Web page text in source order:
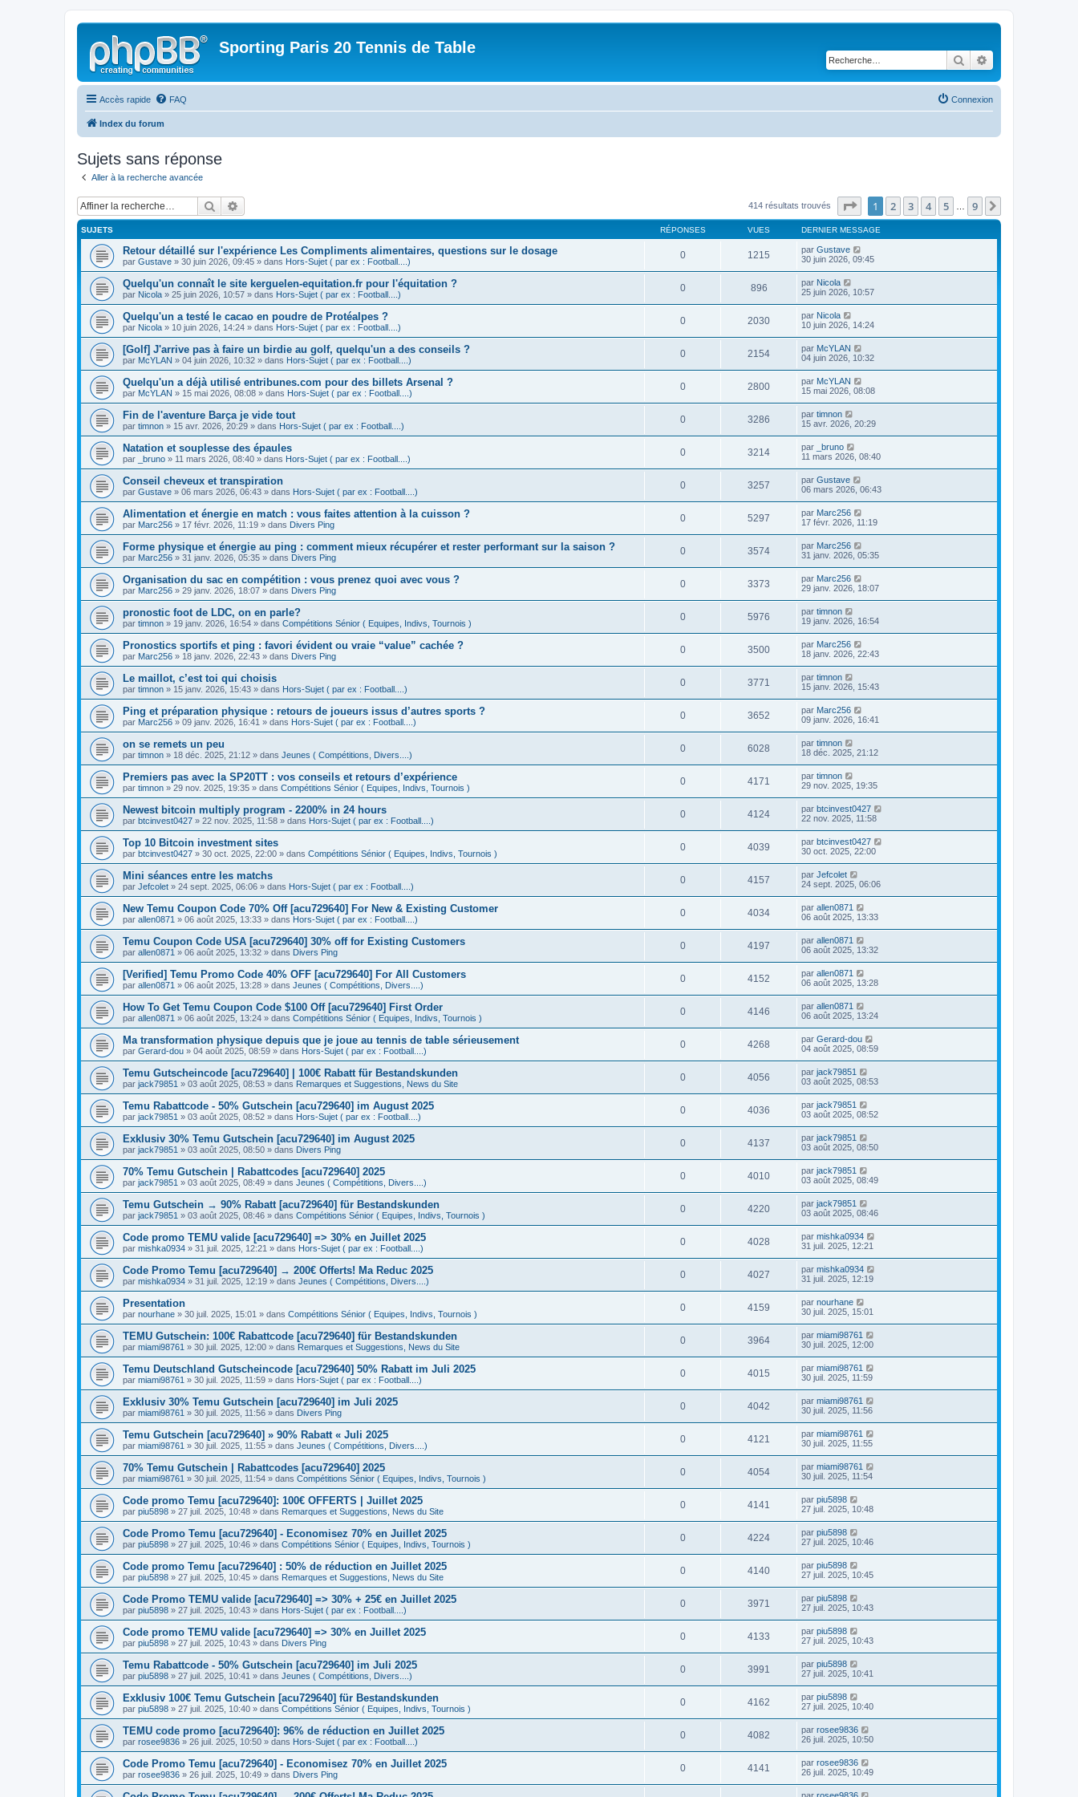
Sporting Paris 20 Tennis de Table
Rechercher
Accès rapide FAQ Connexion
Index du forum
Sujets sans réponse
Aller à la recherche avancée
Rechercher 414 résultats trouvés Page sur9
1 2 3 4 5 9
SUJETS RÉPONSES VUES DERNIER MESSAGE
Retour détaillé sur l'expérience Les Compliments alimentaires, questions sur le dosage
par Gustave » 30 juin 2026, 09:45 » dans Hors-Sujet ( par ex : Football....)
0 1215 par Gustave
30 juin 2026, 09:45
Quelqu'un connaît le site kerguelen-equitation.fr pour l'équitation ?
par Nicola » 25 juin 2026, 10:57 » dans Hors-Sujet ( par ex : Football....)
0 896 par Nicola
25 juin 2026, 10:57
Quelqu'un a testé le cacao en poudre de Protéalpes ?
par Nicola » 10 juin 2026, 14:24 » dans Hors-Sujet ( par ex : Football....)
0 2030 par Nicola
10 juin 2026, 14:24
[Golf] J'arrive pas à faire un birdie au golf, quelqu'un a des conseils ?
par McYLAN » 04 juin 2026, 10:32 » dans Hors-Sujet ( par ex : Football....)
0 2154 par McYLAN
04 juin 2026, 10:32
Quelqu'un a déjà utilisé entribunes.com pour des billets Arsenal ?
par McYLAN » 15 mai 2026, 08:08 » dans Hors-Sujet ( par ex : Football....)
0 2800 par McYLAN
15 mai 2026, 08:08
Fin de l'aventure Barça je vide tout
par timnon » 15 avr. 2026, 20:29 » dans Hors-Sujet ( par ex : Football....)
0 3286 par timnon
15 avr. 2026, 20:29
Natation et souplesse des épaules
par _bruno » 11 mars 2026, 08:40 » dans Hors-Sujet ( par ex : Football....)
0 3214 par
_bruno
11 mars 2026, 08:40
Conseil cheveux et transpiration
par Gustave » 06 mars 2026, 06:43 » dans Hors-Sujet ( par ex : Football....)
0 3257 par Gustave
06 mars 2026, 06:43
Alimentation et énergie en match : vous faites attention à la cuisson ?
par Marc256 » 17 févr. 2026, 11:19 » dans Divers Ping
0 5297 par Marc256
17 févr. 2026, 11:19
Forme physique et énergie au ping : comment mieux récupérer et rester performant sur la saison ?
par Marc256 » 31 janv. 2026, 05:35 » dans Divers Ping
0 3574 par Marc256
31 janv. 2026, 05:35
Organisation du sac en compétition : vous prenez quoi avec vous ?
par Marc256 » 29 janv. 2026, 18:07 » dans Divers Ping
0 3373 par Marc256
29 janv. 2026, 18:07
pronostic foot de LDC, on en parle?
par timnon » 19 janv. 2026, 16:54 » dans Compétitions Sénior ( Equipes, Indivs, Tournois )
0 5976 par timnon
19 janv. 2026, 16:54
Pronostics sportifs et ping : favori évident ou vraie “value” cachée ?
par Marc256 » 18 janv. 2026, 22:43 » dans Divers Ping
0 3500 par Marc256
18 janv. 2026, 22:43
Le maillot, c’est toi qui choisis
par timnon » 15 janv. 2026, 15:43 » dans Hors-Sujet ( par ex : Football....)
0 3771 par timnon
15 janv. 2026, 15:43
Ping et préparation physique : retours de joueurs issus d’autres sports ?
par Marc256 » 09 janv. 2026, 16:41 » dans Hors-Sujet ( par ex : Football....)
0 3652 par Marc256
09 janv. 2026, 16:41
on se remets un peu
par timnon » 18 déc. 2025, 21:12 » dans Jeunes ( Compétitions, Divers....)
0 6028 par timnon
18 déc. 2025, 21:12
Premiers pas avec la SP20TT : vos conseils et retours d’expérience
par timnon » 29 nov. 2025, 19:35 » dans Compétitions Sénior ( Equipes, Indivs, Tournois )
0 4171 par timnon
29 nov. 2025, 19:35
Newest bitcoin multiply program - 2200% in 24 hours
par btcinvest0427 » 22 nov. 2025, 11:58 » dans Hors-Sujet ( par ex : Football....)
0 4124 par btcinvest0427
22 nov. 2025, 11:58
Top 10 Bitcoin investment sites
par btcinvest0427 » 30 oct. 2025, 22:00 » dans Compétitions Sénior ( Equipes, Indivs, Tournois )
0 4039 par btcinvest0427
30 oct. 2025, 22:00
Mini séances entre les matchs
par Jefcolet » 24 sept. 2025, 06:06 » dans Hors-Sujet ( par ex : Football....)
0 4157 par Jefcolet
24 sept. 2025, 06:06
New Temu Coupon Code 70% Off [acu729640] For New & Existing Customer
par allen0871 » 06 août 2025, 13:33 » dans Hors-Sujet ( par ex : Football....)
0 4034 par allen0871
06 août 2025, 13:33
Temu Coupon Code USA [acu729640] 30% off for Existing Customers
par allen0871 » 06 août 2025, 13:32 » dans Divers Ping
0 4197 par allen0871
06 août 2025, 13:32
[Verified] Temu Promo Code 40% OFF [acu729640] For All Customers
par allen0871 » 06 août 2025, 13:28 » dans Jeunes ( Compétitions, Divers....)
0 4152 par allen0871
06 août 2025, 13:28
How To Get Temu Coupon Code $100 Off [acu729640] First Order
par allen0871 » 06 août 2025, 13:24 » dans Compétitions Sénior ( Equipes, Indivs, Tournois )
0 4146 par allen0871
06 août 2025, 13:24
Ma transformation physique depuis que je joue au tennis de table sérieusement
par Gerard-dou » 04 août 2025, 08:59 » dans Hors-Sujet ( par ex : Football....)
0 4268 par Gerard-dou
04 août 2025, 08:59
Temu Gutscheincode [acu729640] | 100€ Rabatt für Bestandskunden
par jack79851 » 03 août 2025, 08:53 » dans Remarques et Suggestions, News du Site
0 4056 par jack79851
03 août 2025, 08:53
Temu Rabattcode - 50% Gutschein [acu729640] im August 2025
par jack79851 » 03 août 2025, 08:52 » dans Hors-Sujet ( par ex : Football....)
0 4036 par jack79851
03 août 2025, 08:52
Exklusiv 30% Temu Gutschein [acu729640] im August 2025
par jack79851 » 03 août 2025, 08:50 » dans Divers Ping
0 4137 par jack79851
03 août 2025, 08:50
70% Temu Gutschein | Rabattcodes [acu729640] 2025
par jack79851 » 03 août 2025, 08:49 » dans Jeunes ( Compétitions, Divers....)
0 4010 par jack79851
03 août 2025, 08:49
Temu Gutschein → 90% Rabatt [acu729640] für Bestandskunden
par jack79851 » 03 août 2025, 08:46 » dans Compétitions Sénior ( Equipes, Indivs, Tournois )
0 4220 par jack79851
03 août 2025, 08:46
Code promo TEMU valide [acu729640] => 30% en Juillet 2025
par mishka0934 » 31 juil. 2025, 12:21 » dans Hors-Sujet ( par ex : Football....)
0 4028 par mishka0934
31 juil. 2025, 12:21
Code Promo Temu [acu729640] → 200€ Offerts! Ma Reduc 2025
par mishka0934 » 31 juil. 2025, 12:19 » dans Jeunes ( Compétitions, Divers....)
0 4027 par mishka0934
31 juil. 2025, 12:19
Presentation
par nourhane » 30 juil. 2025, 15:01 » dans Compétitions Sénior ( Equipes, Indivs, Tournois )
0 4159 par nourhane
30 juil. 2025, 15:01
TEMU Gutschein: 100€ Rabattcode [acu729640] für Bestandskunden
par miami98761 » 30 juil. 2025, 12:00 » dans Remarques et Suggestions, News du Site
0 3964 par miami98761
30 juil. 2025, 12:00
Temu Deutschland Gutscheincode [acu729640] 50% Rabatt im Juli 2025
par miami98761 » 30 juil. 2025, 11:59 » dans Hors-Sujet ( par ex : Football....)
0 4015 par miami98761
30 juil. 2025, 11:59
Exklusiv 30% Temu Gutschein [acu729640] im Juli 2025
par miami98761 » 30 juil. 2025, 11:56 » dans Divers Ping
0 4042 par miami98761
30 juil. 2025, 11:56
Temu Gutschein [acu729640] » 90% Rabatt « Juli 2025
par miami98761 » 30 juil. 2025, 11:55 » dans Jeunes ( Compétitions, Divers....)
0 4121 par miami98761
30 juil. 2025, 11:55
70% Temu Gutschein | Rabattcodes [acu729640] 2025
par miami98761 » 30 juil. 2025, 11:54 » dans Compétitions Sénior ( Equipes, Indivs, Tournois )
0 4054 par miami98761
30 juil. 2025, 11:54
Code promo Temu [acu729640]: 100€ OFFERTS | Juillet 2025
par piu5898 » 27 juil. 2025, 10:48 » dans Remarques et Suggestions, News du Site
0 4141 par piu5898
27 juil. 2025, 10:48
Code Promo Temu [acu729640] - Economisez 70% en Juillet 2025
par piu5898 » 27 juil. 2025, 10:46 » dans Compétitions Sénior ( Equipes, Indivs, Tournois )
0 4224 par piu5898
27 juil. 2025, 10:46
Code promo Temu [acu729640] : 50% de réduction en Juillet 2025
par piu5898 » 27 juil. 2025, 10:45 » dans Remarques et Suggestions, News du Site
0 4140 par piu5898
27 juil. 2025, 10:45
Code Promo TEMU valide [acu729640] => 30% + 25€ en Juillet 2025
par piu5898 » 27 juil. 2025, 10:43 » dans Hors-Sujet ( par ex : Football....)
0 3971 par piu5898
27 juil. 2025, 10:43
Code promo TEMU valide [acu729640] => 30% en Juillet 2025
par piu5898 » 27 juil. 2025, 10:43 » dans Divers Ping
0 4133 par piu5898
27 juil. 2025, 10:43
Temu Rabattcode - 50% Gutschein [acu729640] im Juli 2025
par piu5898 » 27 juil. 2025, 10:41 » dans Jeunes ( Compétitions, Divers....)
0 3991 par piu5898
27 juil. 2025, 10:41
Exklusiv 100€ Temu Gutschein [acu729640] für Bestandskunden
par piu5898 » 27 juil. 2025, 10:40 » dans Compétitions Sénior ( Equipes, Indivs, Tournois )
0 4162 par piu5898
27 juil. 2025, 10:40
TEMU code promo [acu729640]: 96% de réduction en Juillet 2025
par rosee9836 » 26 juil. 2025, 10:50 » dans Hors-Sujet ( par ex : Football....)
0 4082 par rosee9836
26 juil. 2025, 10:50
Code Promo Temu [acu729640] - Economisez 70% en Juillet 2025
par rosee9836 » 26 juil. 2025, 10:49 » dans Divers Ping
0 4141 par rosee9836
26 juil. 2025, 10:49
par rosee9836